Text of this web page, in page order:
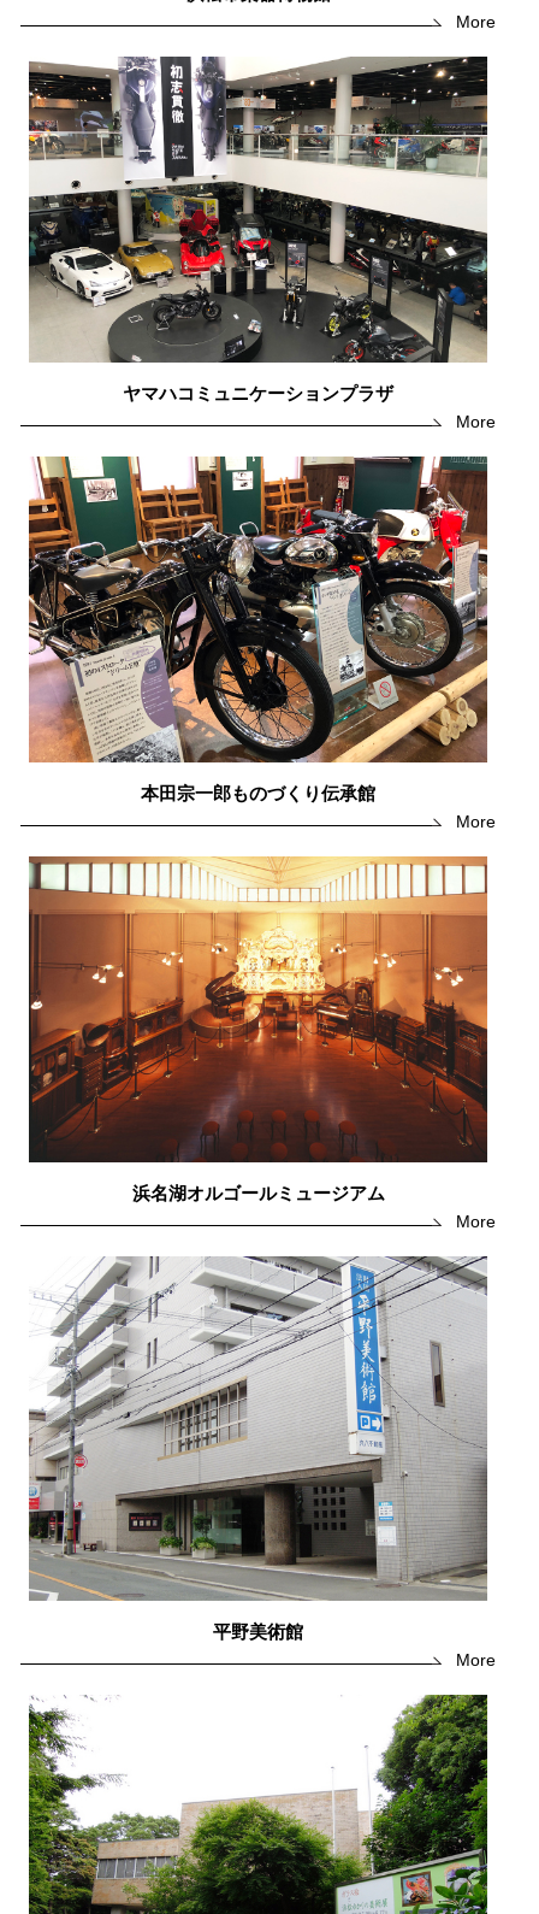
More
ヤマハコミュニケーションプラザ
More
本田宗一郎ものづくり伝承館
More
浜名湖オルゴールミュージアム
More
平野美術館
More